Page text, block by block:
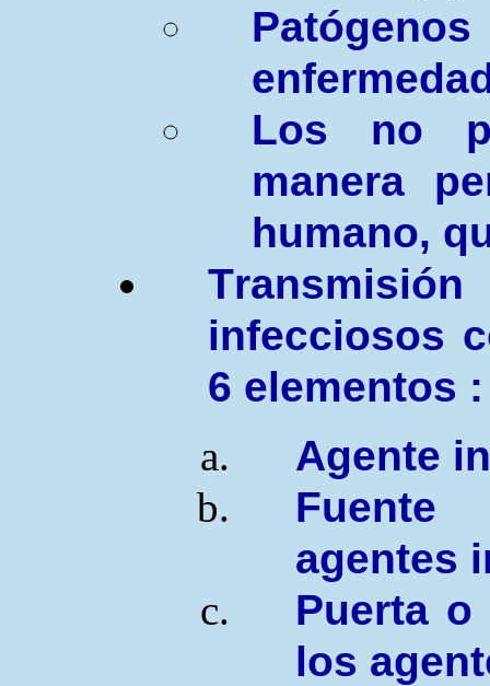
P
Los no
manera
humano,
T
infecciosos
6 elementos :
Agente
agentes
Puerta
los